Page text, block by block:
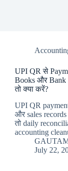
UPI QR से
Books और Bank
तो क्या करें?
UPI QR
और sales records
तो daily
accounting
July 22,